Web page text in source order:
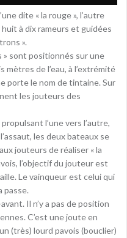
dite « la rouge », l’autre
à dix rameurs et guidées
».
sont positionnés sur une
de l’eau, à l’extrémité
porte le nom de tintaine. Sur
les jouteurs des
l’une vers l’autre,
les deux bateaux se
jouteurs de réaliser « la
l’objectif du jouteur est
Le vainqueur est celui qui
passe.
Il n’y a pas de position
C’est une joute en
(très) lourd pavois (bouclier)